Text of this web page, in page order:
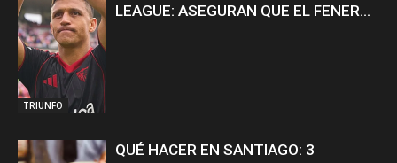
TRIUNFO
LEAGUE: ASEGURAN QUE EL FENER...
QUÉ HACER EN SANTIAGO: 3